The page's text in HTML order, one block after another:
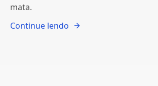
mata.
Continue lendo